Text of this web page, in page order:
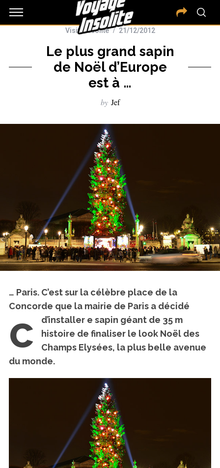
Visite insolite 21/12/2012
Le plus grand sapin
de Noël d’Europe
est à …
by Jef
… Paris. C’est sur la célèbre place de la
Concorde que la mairie de Paris a décidé
d’installer
c
e sapin géant de 35 m
histoire de finaliser le look Noël des
Champs Elysées, la plus belle avenue
du monde.